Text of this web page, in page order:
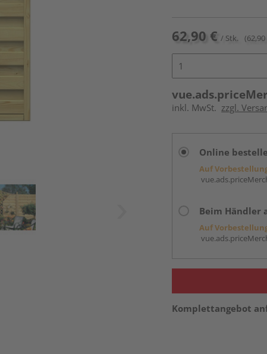
62,90 € / Stk.
inkl. MwSt. zzgl.
Online
Auf
Beim Händler
Auf
Komplettangebot